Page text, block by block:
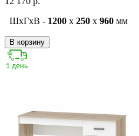
ШxГxВ - 1200 x 250 x 960 мм
В корзину